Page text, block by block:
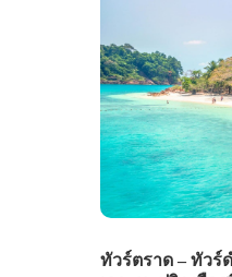
ทัวร์ตราด – ทัวร์